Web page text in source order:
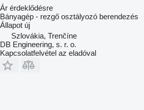
Ár érdeklődésre
Bányagép - rezgő osztályozó berendezés
Állapot új
Szlovákia, Trenčíne
DB Engineering, s. r. o.
Kapcsolatfelvétel az eladóval